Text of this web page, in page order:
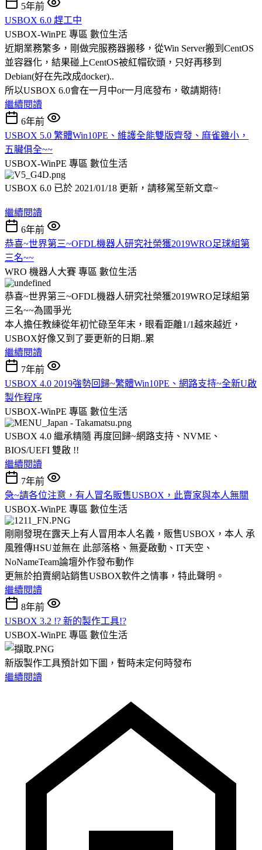
5年前
USBOX 6.0 趕工中
USBOX-WinPE 專區 數位生活
近期業務繁多，剛做完服務器搬移，從Win Server搬到CentOS
並容器化，結果碰上CentOS被紅帽砍頭，只好再移到
Debian(好在先改成docker)..
所以USBOX 6.0會在一月中or一月底發布，敬請期待!
繼續閱讀
6年前
USBOX 5.0 繁體Win10PE、維護全能雙版齊發、麻雀雖小，
五臟俱全~~
USBOX-WinPE 專區 數位生活
USBOX 6.0 已於 2021/01/18 更新，請移駕至新文章~
繼續閱讀
6年前
恭喜~世界第三~OFDL機器人研究社榮獲2019WRO足球組第
三名~~
WRO 機器人大賽 專區 數位生活
恭喜~世界第三~OFDL機器人研究社榮獲2019WRO足球組第
三名~~為國爭光
本人擔任教練從年初忙碌至年末，眼看距離1/1越來越近，
USBOX好像又到了要更新的日期..累
繼續閱讀
7年前
USBOX 4.0 2019強勢回歸~繁體Win10PE、網路支持~全新U啟
製作程序
USBOX-WinPE 專區 數位生活
USBOX 4.0 繼承精隨 再度回歸~網路支持、NVME、
BIOS/UEFI 雙啟 !!
繼續閱讀
7年前
急~請各位注意，有人冒名販售USBOX，此賣家與本人無關
USBOX-WinPE 專區 數位生活
剛剛發現在露天上有人冒用本人名義，販售USBOX，本人 承
風雅傳HSU並無在 此部落格、無憂啟動、IT天空、
NoNameTeam論壇外作發布動作
更無於拍賣網站銷售USBOX軟件之情事，特此聲明。
繼續閱讀
8年前
USBOX 3.2 !? 新的製作工具!?
USBOX-WinPE 專區 數位生活
新版製作工具預計如下圖，暫時未定何時發布
繼續閱讀